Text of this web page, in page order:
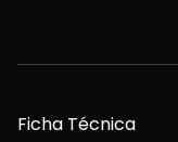
Ficha Técnica